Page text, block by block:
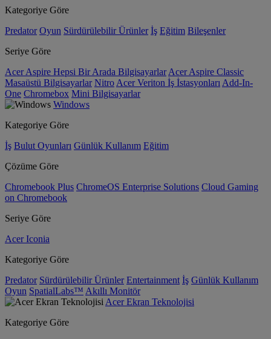
Kategoriye Göre
Predator Oyun Sürdürülebilir Ürünler İş Eğitim Bileşenler
Seriye Göre
Acer Aspire Hepsi Bir Arada Bilgisayarlar Acer Aspire Classic
Masaüstü Bilgisayarlar Nitro Acer Veriton İş İstasyonları Add-In-
One Chromebox Mini Bilgisayarlar
Windows
Kategoriye Göre
İş Bulut Oyunları Günlük Kullanım Eğitim
Çözüme Göre
Chromebook Plus ChromeOS Enterprise Solutions Cloud Gaming
on Chromebook
Seriye Göre
Acer Iconia
Kategoriye Göre
Predator Sürdürülebilir Ürünler Entertainment İş Günlük Kullanım
Oyun SpatialLabs™ Akıllı Monitör
Acer Ekran Teknolojisi
Kategoriye Göre